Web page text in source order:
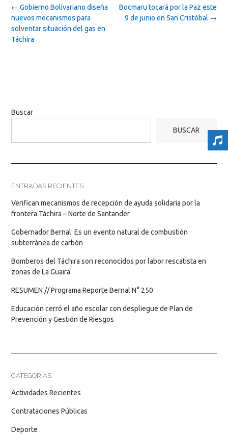
Post
navigation
Bocmaru tocará por la Paz este
9 de junio en San Cristóbal →
← Gobierno Bolivariano diseña
nuevos mecanismos para
solventar situación del gas en
Táchira
Buscar
BUSCAR
ENTRADAS RECIENTES
Verifican mecanismos de recepción de ayuda solidaria por la
frontera Táchira – Norte de Santander
Gobernador Bernal: Es un evento natural de combustión
subterránea de carbón
Bomberos del Táchira son reconocidos por labor rescatista en
zonas de La Guaira
RESUMEN // Programa Reporte Bernal N° 250
Educación cerró el año escolar con despliegue de Plan de
Prevención y Gestión de Riesgos
CATEGORÍAS
Actividades Recientes
Contrataciones Públicas
Deporte